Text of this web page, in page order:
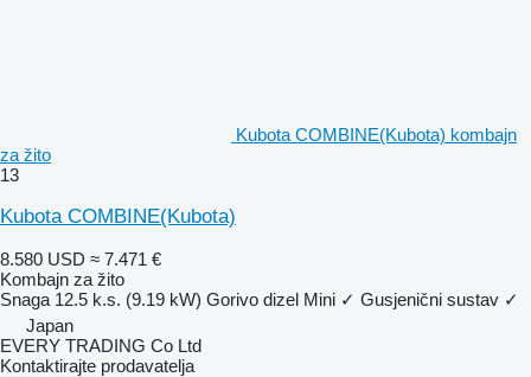
Kubota COMBINE(Kubota) kombajn
za žito
13
Kubota COMBINE(Kubota)
8.580 USD ≈ 7.471 €
Kombajn za žito
Snaga 12.5 k.s. (9.19 kW) Gorivo dizel Mini ✓ Gusjenični sustav ✓
Japan
EVERY TRADING Co Ltd
Kontaktirajte prodavatelja